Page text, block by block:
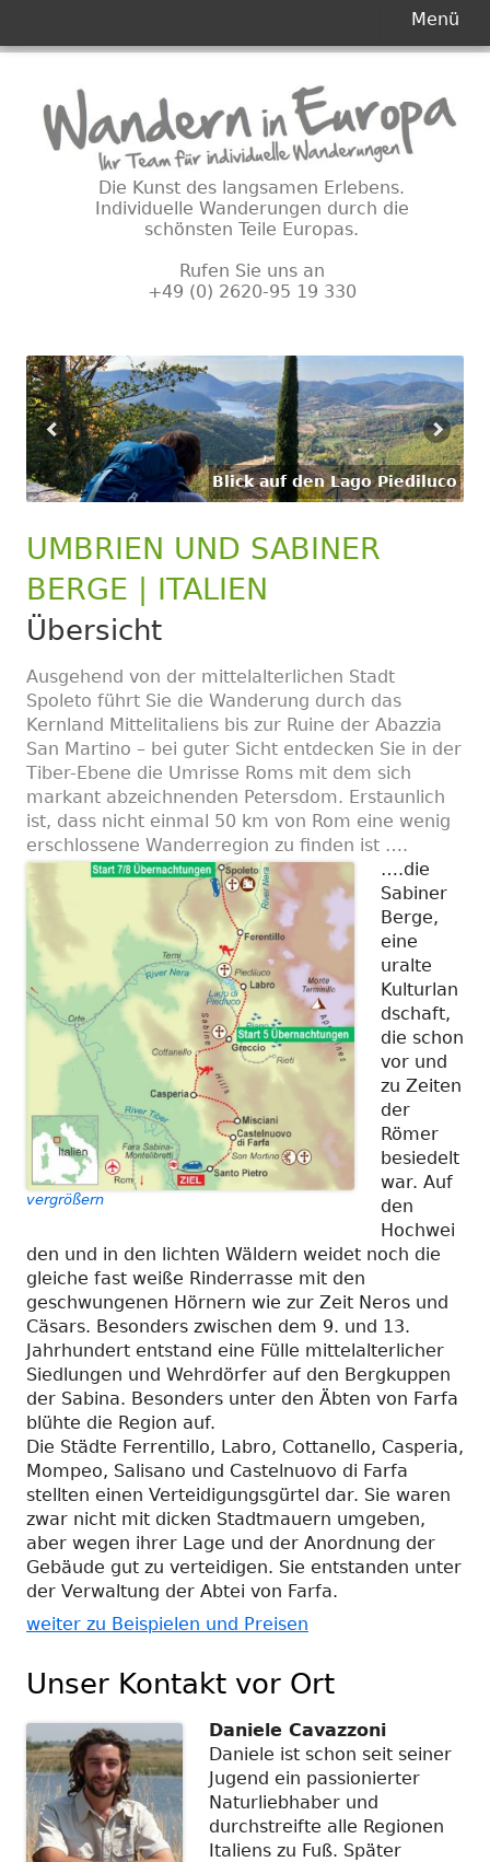
Inhalt
Die Kunst des langsamen Erlebens.
Individuelle Wanderungen durch die
schönsten Teile Europas.
Rufen Sie uns an
+49 (0) 2620-95 19 330
Menü
Blick auf den Lago Piediluco
UMBRIEN UND SABINER
BERGE | ITALIEN
Übersicht
Ausgehend von der mittelalterlichen Stadt
Spoleto führt Sie die Wanderung durch das
Kernland Mittelitaliens bis zur Ruine der Abazzia
San Martino – bei guter Sicht entdecken Sie in der
Tiber-Ebene die Umrisse Roms mit dem sich
markant abzeichnenden Petersdom. Erstaunlich
ist, dass nicht einmal 50 km von Rom eine wenig
erschlossene Wanderregion zu finden ist ….
vergrößern
….die
Sabiner
Berge,
eine
uralte
Kulturlan
dschaft,
die schon
vor und
zu Zeiten
der
Römer
besiedelt
war. Auf
den
Hochwei
den und in den lichten Wäldern weidet noch die
gleiche fast weiße Rinderrasse mit den
geschwungenen Hörnern wie zur Zeit Neros und
Cäsars. Besonders zwischen dem 9. und 13.
Jahrhundert entstand eine Fülle mittelalterlicher
Siedlungen und Wehrdörfer auf den Bergkuppen
der Sabina. Besonders unter den Äbten von Farfa
blühte die Region auf.
Die Städte Ferrentillo, Labro, Cottanello, Casperia,
Mompeo, Salisano und Castelnuovo di Farfa
stellten einen Verteidigungsgürtel dar. Sie waren
zwar nicht mit dicken Stadtmauern umgeben,
aber wegen ihrer Lage und der Anordnung der
Gebäude gut zu verteidigen. Sie entstanden unter
der Verwaltung der Abtei von Farfa.
weiter zu Beispielen und Preisen
Unser Kontakt vor Ort
Daniele Cavazzoni
Daniele ist schon seit seiner
Jugend ein passionierter
Naturliebhaber und
durchstreifte alle Regionen
Italiens zu Fuß. Später